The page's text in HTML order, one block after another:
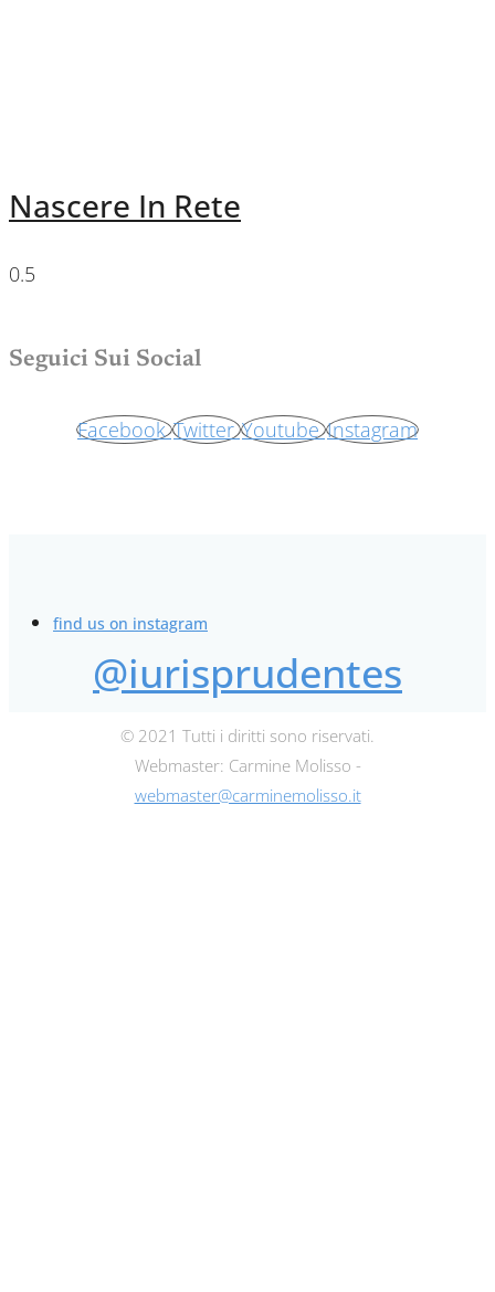
Nascere In Rete
Seguici Sui Social
Facebook Twitter Youtube Instagram
find us on instagram
@iurisprudentes
© 2021 Tutti i diritti sono riservati.
Webmaster: Carmine Molisso -
webmaster@carminemolisso.it